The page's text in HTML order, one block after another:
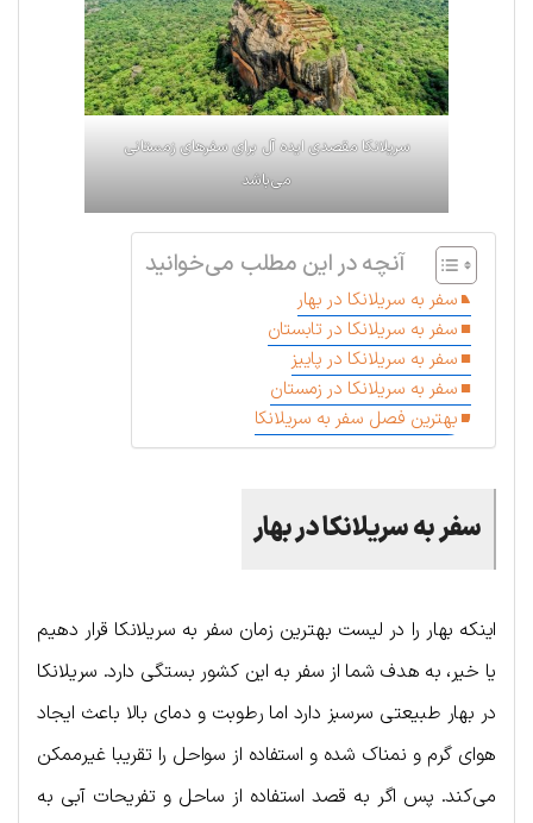
سریلانکا مقصدی ایده آل برای سفرهای زمستانی
می‌باشد
آنچه در این مطلب می‌خوانید
سفر به سریلانکا در بهار
سفر به سریلانکا در تابستان
سفر به سریلانکا در پاییز
سفر به سریلانکا در زمستان
بهترین فصل سفر به سریلانکا
سفر به سریلانکا در بهار
اینکه بهار را در لیست بهترین زمان سفر به سریلانکا قرار دهیم
یا خیر، به هدف شما از سفر به این کشور بستگی دارد. سریلانکا
در بهار طبیعتی سرسبز دارد اما رطوبت و دمای بالا باعث ایجاد
هوای گرم و نمناک شده و استفاده از سواحل را تقریبا غیرممکن
می‌کند. پس اگر به قصد استفاده از ساحل و تفریحات آبی به